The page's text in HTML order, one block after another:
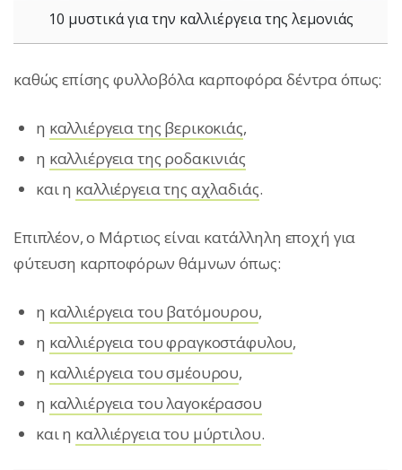
10 μυστικά για την καλλιέργεια της λεμονιάς
καθώς επίσης φυλλοβόλα καρποφόρα δέντρα όπως:
η καλλιέργεια της βερικοκιάς,
η καλλιέργεια της ροδακινιάς
και η καλλιέργεια της αχλαδιάς.
Επιπλέον, ο Μάρτιος είναι κατάλληλη εποχή για
φύτευση καρποφόρων θάμνων όπως:
η καλλιέργεια του βατόμουρου,
η καλλιέργεια του φραγκοστάφυλου,
η καλλιέργεια του σμέουρου,
η καλλιέργεια του λαγοκέρασου
και η καλλιέργεια του μύρτιλου.